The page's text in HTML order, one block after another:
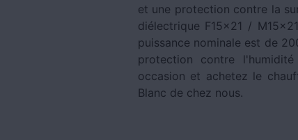
et une protection contre la
diélectrique F15x21 /
puissance nominale est de
protection contre
occasion et achetez le
Blanc de chez nous.